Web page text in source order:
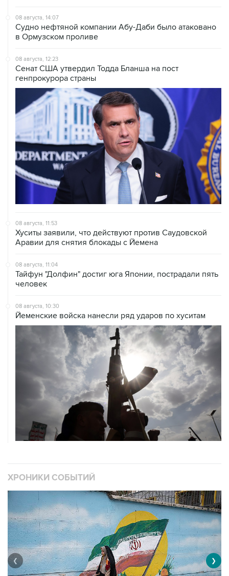
08 августа, 14:07
Судно нефтяной компании Абу-Даби было атаковано
в Ормузском проливе
08 августа, 12:23
Сенат США утвердил Тодда Бланша на пост
генпрокурора страны
08 августа, 11:53
Хуситы заявили, что действуют против Саудовской
Аравии для снятия блокады с Йемена
08 августа, 11:04
Тайфун "Долфин" достиг юга Японии, пострадали пять
человек
08 августа, 10:30
Йеменские войска нанесли ряд ударов по хуситам
ХРОНИКИ СОБЫТИЙ
❮ ❯